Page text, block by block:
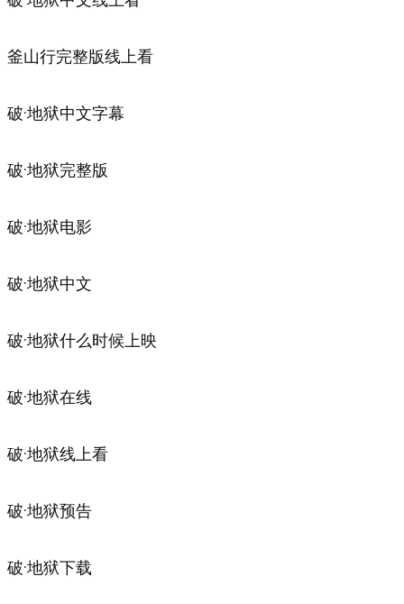
釜山行完整版线上看
破·地狱中文字幕
破·地狱完整版
破·地狱电影
破·地狱中文
破·地狱什么时候上映
破·地狱在线
破·地狱线上看
破·地狱预告
破·地狱下载